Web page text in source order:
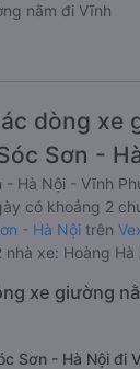
nằm đi Vĩnh
dòng xe
Sơn -
- Hà Nội - Vĩnh
có khoảng 2
- Hà Nội trên
xe: Hoàng Hà
xe giường
Sơn - Hà Nội đi